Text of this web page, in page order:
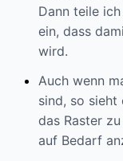
Dann teile
ein, dass
wird.
Auch wenn
sind, so sieht
das Raster
auf Bedarf